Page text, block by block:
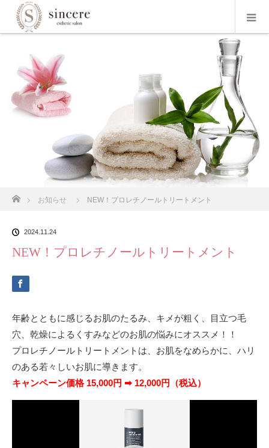
ホーム
お知らせ NEW！プロレチノールトリートメント
2024.11.24
NEW！プロレチノールトリートメント
年齢とともに感じるお肌のたるみ、キメが粗く、目立つ毛
穴、乾燥によるくすみなどのお肌の悩みにオススメ！！
プロレチノールトリートメントは、お肌をなめらかに、ハリ
のある若々しいお肌に導きます。
キャンペーン価格 15,000円 ➡ 12,000円（税込）